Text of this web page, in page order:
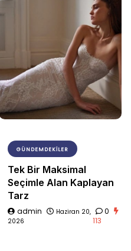
GÜNDEMDEKILER
Tek Bir Maksimal
Seçimle Alan Kaplayan
Tarz
admin
Haziran 20,
2026
0
113